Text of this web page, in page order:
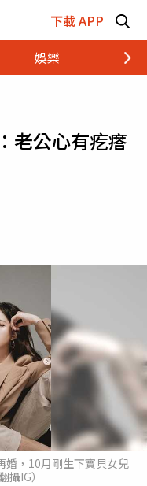
下載 APP
娛樂 財經
老公心有疙瘩
婚，10月剛生下寶貝女兒
攝IG）